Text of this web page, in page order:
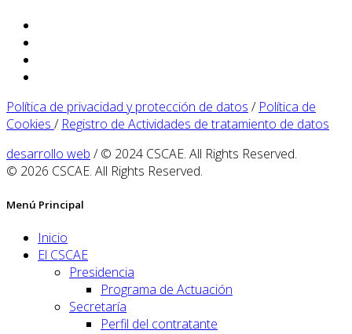
Política de privacidad y protección de datos / Política de
Cookies / Registro de Actividades de tratamiento de datos
desarrollo web / © 2024 CSCAE. All Rights Reserved.
© 2026 CSCAE. All Rights Reserved.
Menú Principal
Inicio
El CSCAE
Presidencia
Programa de Actuación
Secretaría
Perfil del contratante